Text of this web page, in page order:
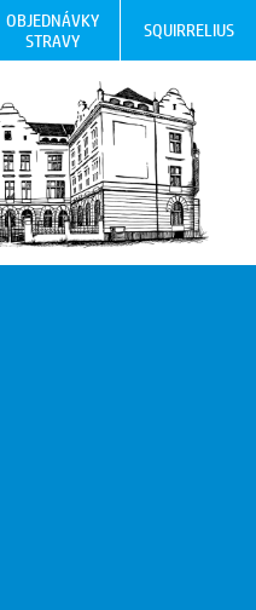
OBJEDNÁVKY
STRAVY
SQUIRRELIUS